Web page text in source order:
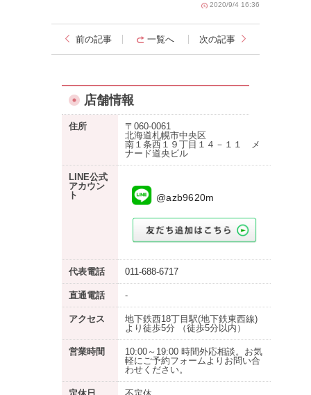
2020/9/4 16:36
前の記事 一覧へ 次の記事
店舗情報
住所
〒060-0061
北海道札幌市中央区
南１条西１９丁目１４－１１ メ
ナード道央ビル
LINE公式
アカウン
ト
@azb9620m
代表電話 011-688-6717
直通電話 -
アクセス
地下鉄西18丁目駅(地下鉄東西線)
より徒歩5分 （徒歩5分以内）
営業時間
10:00～19:00 時間外応相談。お気
軽にご予約フォームよりお問い合
わせください。